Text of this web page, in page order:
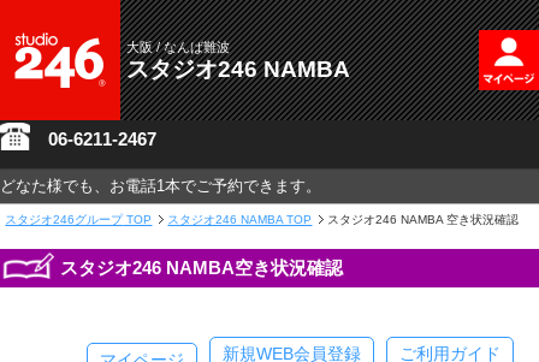
大阪 / なんば難波
スタジオ246 NAMBA
06-6211-2467
どなた様でも、お電話1本でご予約できます。
スタジオ246グループ TOP スタジオ246 NAMBA TOP スタジオ246 NAMBA 空き状況確認
スタジオ246 NAMBA空き状況確認
ご利用ガイド
新規WEB会員登録